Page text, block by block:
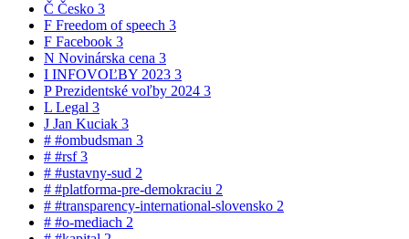
Č Česko 3
F Freedom of speech 3
F Facebook 3
N Novinárska cena 3
I INFOVOĽBY 2023 3
PPrezidentské voľby 2024 3
L Legal 3
J Jan Kuciak 3
# #ombudsman 3
# #rsf3
# #ustavny-sud 2
# #platforma-pre-demokraciu 2
# #transparency-international-slovensko 2
# #o-mediach 2